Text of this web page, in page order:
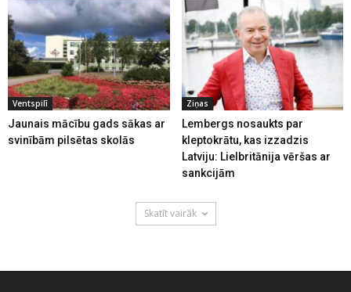
Ventspilī
Jaunais mācību gads sākas ar
svinībām pilsētas skolās
Ziņas
Lembergs nosaukts par
kleptokrātu, kas izzadzis
Latviju: Lielbritānija vēršas ar
sankcijām
Skatīt vairāk